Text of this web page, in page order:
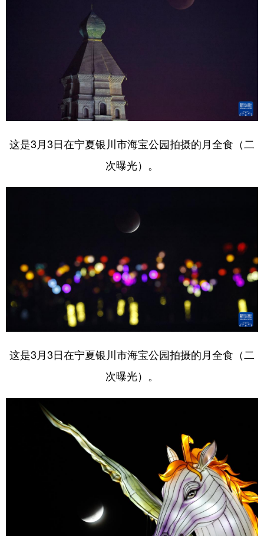
这是3月3日在宁夏银川市海宝公园拍摄的月全食（二
次曝光）。
这是3月3日在宁夏银川市海宝公园拍摄的月全食（二
次曝光）。